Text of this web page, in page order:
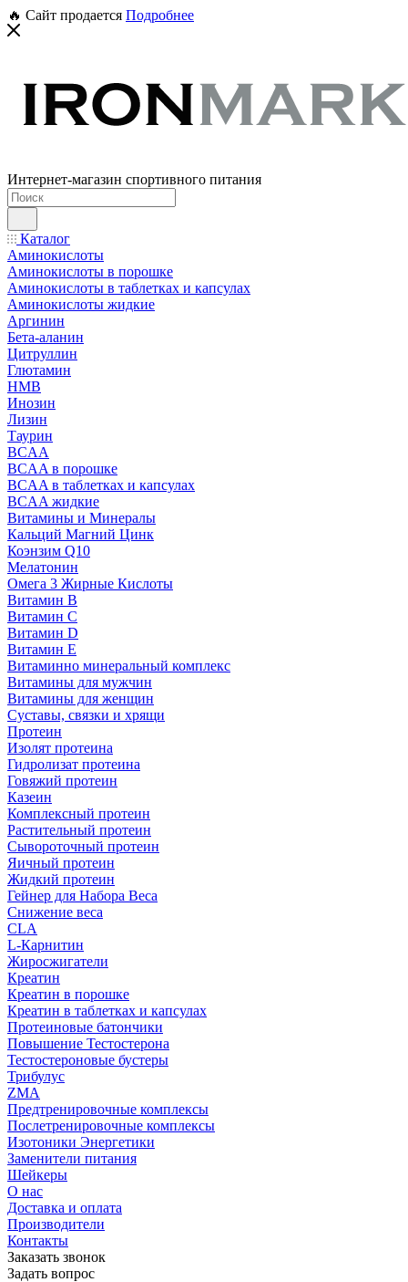
🔥 Сайт продается Подробнее
Интернет-магазин спортивного питания
Каталог
Аминокислоты
Аминокислоты в порошке
Аминокислоты в таблетках и капсулах
Аминокислоты жидкие
Аргинин
Бета-аланин
Цитруллин
Глютамин
HMB
Инозин
Лизин
Таурин
BCAA
BCAA в порошке
BCAA в таблетках и капсулах
BCAA жидкие
Витамины и Минералы
Кальций Магний Цинк
Коэнзим Q10
Мелатонин
Омега 3 Жирные Кислоты
Витамин B
Витамин C
Витамин D
Витамин E
Витаминно минеральный комплекс
Витамины для мужчин
Витамины для женщин
Суставы, связки и хрящи
Протеин
Изолят протеина
Гидролизат протеина
Говяжий протеин
Казеин
Комплексный протеин
Растительный протеин
Сывороточный протеин
Яичный протеин
Жидкий протеин
Гейнер для Набора Веса
Снижение веса
CLA
L-Карнитин
Жиросжигатели
Креатин
Креатин в порошке
Креатин в таблетках и капсулах
Протеиновые батончики
Повышение Тестостерона
Тестостероновые бустеры
Трибулус
ZMA
Предтренировочные комплексы
Послетренировочные комплексы
Изотоники Энергетики
Заменители питания
Шейкеры
О нас
Доставка и оплата
Производители
Контакты
Заказать звонок
Задать вопрос